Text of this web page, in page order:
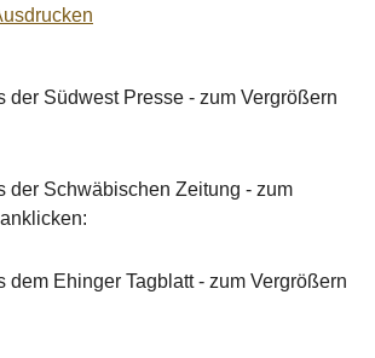
der Südwest Presse - zum Vergrößern
der Schwäbischen Zeitung - zum
dem Ehinger Tagblatt - zum Vergrößern